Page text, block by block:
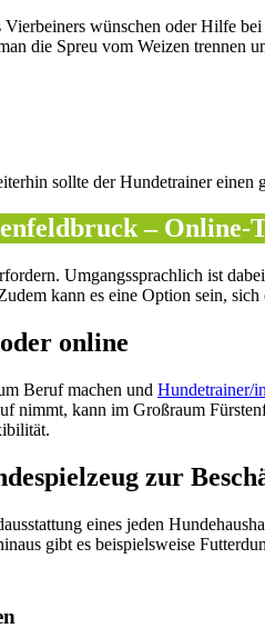
wünschen oder Hilfe
die Spreu vom Weizen
sollte der Hundetrainer
– Online-
Umgangssprachlich ist
kann es eine Option sein,
online
Beruf machen und Hundetrainer/
kann im Großraum
zur
eines jeden
gibt es beispielsweise